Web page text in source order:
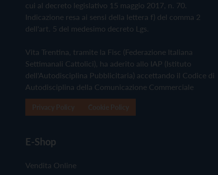
cui al decreto legislativo 15 maggio 2017, n. 70.
Indicazione resa ai sensi della lettera f) del comma 2
dell'art. 5 del medesimo decreto Lgs.
Vita Trentina, tramite la Fisc (Federazione Italiana
Settimanali Cattolici), ha aderito allo IAP (Istituto
dell'Autodisciplina Pubblicitaria) accettando il Codice di
Autodisciplina della Comunicazione Commerciale
E-Shop
Vendita Online